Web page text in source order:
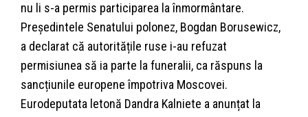
nu li s-a permis participarea la înmormântare.
Președintele Senatului polonez, Bogdan Borusewicz,
a declarat că autoritățile ruse i-au refuzat
permisiunea să ia parte la funeralii, ca răspuns la
sancțiunile europene împotriva Moscovei.
Eurodeputata letonă Dandra Kalniete a anunțat la